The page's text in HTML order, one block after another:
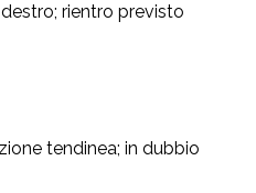
rientro previsto
tendinea; in dubbio